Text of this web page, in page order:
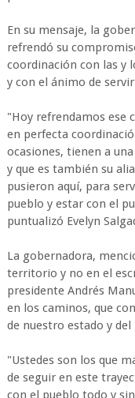
En su mensaje, la
refrendó su
coordinación con las y
y con el ánimo de
"Hoy refrendamos ese
en perfecta
ocasiones, tienen a
y que es también su
pusieron aquí, para
pueblo y estar con el
puntualizó Evelyn
La gobernadora,
territorio y no en el
presidente Andrés
en los caminos, que
de nuestro estado y del
"Ustedes son los que
de seguir en este
con el pueblo todo y